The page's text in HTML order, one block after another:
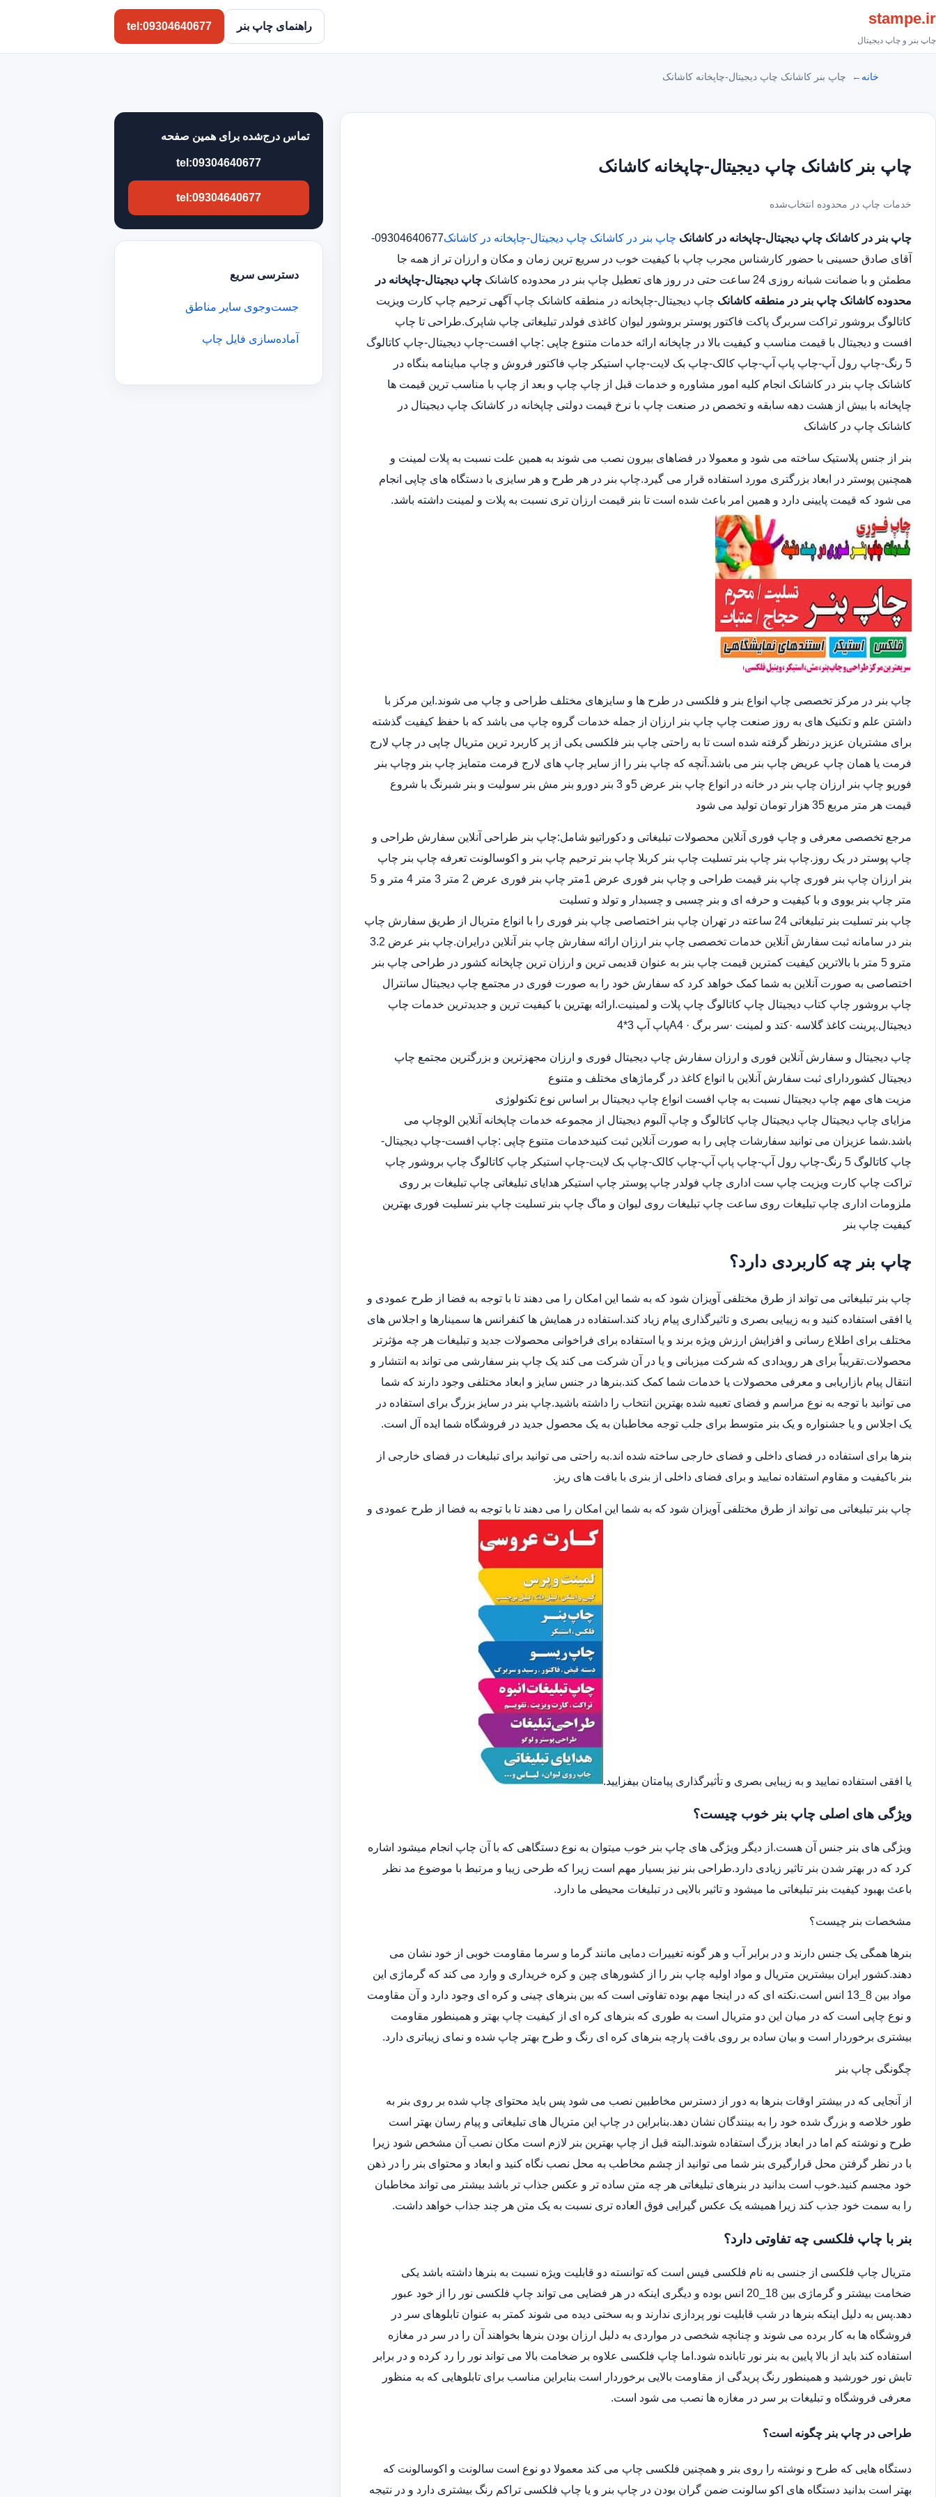
stampe.ir
چاپ بنر و چاپ دیجیتال
راهنمای چاپ بنر tel:09304640677
خانه چاپ بنر کاشانک چاپ دیجیتال-چاپخانه کاشانک
چاپ بنر کاشانک چاپ دیجیتال-چاپخانه کاشانک
خدمات چاپ در محدوده انتخاب‌شده
چاپ بنر در کاشانک چاپ دیجیتال-چاپخانه در کاشانک چاپ بنر در کاشانک چاپ دیجیتال-چاپخانه در کاشانک
09304640677-
آقای صادق حسینی با حضور کارشناس مجرب چاپ با کیفیت خوب در سریع ترین زمان و مکان و ارزان تر از همه جا
مطمئن و با ضمانت شبانه روزی 24 ساعت حتی در روز های تعطیل چاپ بنر در محدوده کاشانک
چاپ دیجیتال-چاپخانه در
محدوده کاشانک چاپ بنر در منطقه کاشانک چاپ دیجیتال-چاپخانه در منطقه کاشانک چاپ آگهی ترحیم چاپ کارت ویزیت
کاتالوگ بروشور تراکت سربرگ پاکت فاکتور پوستر بروشور لیوان کاغذی فولدر تبلیغاتی چاپ شاپرک.طراحی تا چاپ
افست و دیجیتال با قیمت مناسب و کیفیت بالا در چاپخانه ارائه خدمات متنوع چاپی :چاپ افست-چاپ دیجیتال-چاپ کاتالوگ
5 رنگ-چاپ رول آپ-چاپ پاپ آپ-چاپ کالک-چاپ بک لایت-چاپ استیکر چاپ فاکتور فروش و چاپ مباینامه بنگاه در
کاشانک چاپ بنر در کاشانک انجام کلیه امور مشاوره و خدمات قبل از چاپ چاپ و بعد از چاپ با مناسب ترین قیمت ها
چاپخانه با بیش از هشت دهه سابقه و تخصص در صنعت چاپ با نرخ قیمت دولتی چاپخانه در کاشانک چاپ دیجیتال در
کاشانک چاپ در کاشانک
بنر از جنس پلاستیک ساخته می شود و معمولا در فضاهای بیرون نصب می شوند به همین علت نسبت به پلات لمینت و
همچنین پوستر در ابعاد بزرگتری مورد استفاده قرار می گیرد.چاپ بنر در هر طرح و هر سایزی با دستگاه های چاپی انجام
می شود که قیمت پایینی دارد و همین امر باعث شده است تا بنر قیمت ارزان تری نسبت به پلات و لمینت داشته باشد.
چاپ بنر در مرکز تخصصی چاپ انواع بنر و فلکسی در طرح ها و سایزهای مختلف طراحی و چاپ می شوند.این مرکز با
داشتن علم و تکنیک های به روز صنعت چاپ چاپ بنر ارزان از جمله خدمات گروه چاپ می باشد که با حفظ کیفیت گذشته
برای مشتریان عزیز درنظر گرفته شده است تا به راحتی چاپ بنر فلکسی یکی از پر کاربرد ترین متریال چاپی در چاپ لارج
فرمت یا همان چاپ عریض چاپ بنر می باشد.آنچه که چاپ بنر را از سایر چاپ های لارج فرمت متمایز چاپ بنر وچاپ بنر
فوریو چاپ بنر ارزان چاپ بنر در خانه در انواع چاپ بنر عرض 5و 3 بنر دورو بنر مش بنر سولیت و بنر شبرنگ با شروع
قیمت هر متر مربع 35 هزار تومان تولید می شود
مرجع تخصصی معرفی و چاپ فوری آنلاین محصولات تبلیغاتی و دکوراتیو شامل:چاپ بنر طراحی آنلاین سفارش طراحی و
چاپ پوستر در یک روز.چاپ بنر چاپ بنر تسلیت چاپ بنر کربلا چاپ بنر ترحیم چاپ بنر و اکوسالونت تعرفه چاپ بنر چاپ
بنر ارزان چاپ بنر فوری چاپ بنر قیمت طراحی و چاپ بنر فوری عرض 1متر چاپ بنر فوری عرض 2 متر 3 متر 4 متر و 5
متر چاپ بنر یووی و با کیفیت و حرفه ای و بنر چسبی و چسبدار و تولد و تسلیت
چاپ بنر تسلیت بنر تبلیغاتی 24 ساعته در تهران چاپ بنر اختصاصی چاپ بنر فوری را با انواع متریال از طریق سفارش چاپ
بنر در سامانه ثبت سفارش آنلاین خدمات تخصصی چاپ بنر ارزان ارائه سفارش چاپ بنر آنلاین درایران.چاپ بنر عرض 3.2
مترو 5 متر با بالاترین کیفیت کمترین قیمت چاپ بنر به عنوان قدیمی ترین و ارزان ترین چاپخانه کشور در طراحی چاپ بنر
اختصاصی به صورت آنلاین به شما کمک خواهد کرد که سفارش خود را به صورت فوری در مجتمع چاپ دیجیتال سانترال
چاپ بروشور چاپ کتاب دیجیتال چاپ کاتالوگ چاپ پلات و لمینیت.ارائه بهترین با کیفیت ترین و جدیدترین خدمات چاپ
دیجیتال.پرینت کاغذ گلاسه ·‎کتد و لمینت ·‎سر برگ A4 ·‎پاپ آپ 3*4
چاپ دیجیتال و سفارش آنلاین فوری و ارزان سفارش چاپ دیجیتال فوری و ارزان مجهزترین و بزرگترین مجتمع چاپ
دیجیتال کشوردارای ثبت سفارش آنلاین با انواع کاغذ در گرماژهای مختلف و متنوع
مزیت های مهم چاپ دیجیتال نسبت به چاپ افست انواع چاپ دیجیتال بر اساس نوع تکنولوژی
مزایای چاپ دیجیتال چاپ دیجیتال چاپ کاتالوگ و چاپ آلبوم دیجیتال از مجموعه خدمات چاپخانه آنلاین الوچاپ می
باشد.شما عزیزان می توانید سفارشات چاپی را به صورت آنلاین ثبت کنیدخدمات متنوع چاپی :چاپ افست-چاپ دیجیتال-
چاپ کاتالوگ 5 رنگ-چاپ رول آپ-چاپ پاپ آپ-چاپ کالک-چاپ بک لایت-چاپ استیکر چاپ کاتالوگ چاپ بروشور چاپ
تراکت چاپ کارت ویزیت چاپ ست اداری چاپ فولدر چاپ پوستر چاپ استیکر هدایای تبلیغاتی چاپ تبلیغات بر روی
ملزومات اداری چاپ تبلیغات روی ساعت چاپ تبلیغات روی لیوان و ماگ چاپ بنر تسلیت چاپ بنر تسلیت فوری بهترین
کیفیت چاپ بنر
چاپ بنر چه کاربردی دارد؟
چاپ بنر تبلیغاتی می تواند از طرق مختلفی آویزان شود که به شما این امکان را می دهند تا با توجه به فضا از طرح عمودی و
یا افقی استفاده کنید و به زییایی بصری و تاثیرگذاری پیام زیاد کند.استفاده در همایش ها کنفرانس ها سمینارها و اجلاس های
مختلف برای اطلاع رسانی و افزایش ارزش ویژه برند و یا استفاده برای فراخوانی محصولات جدید و تبلیغات هر چه مؤثرتر
محصولات.تقریباً برای هر رویدادی که شرکت میزبانی و یا در آن شرکت می کند یک چاپ بنر سفارشی می تواند به انتشار و
انتقال پیام بازاریابی و معرفی محصولات یا خدمات شما کمک کند.بنرها در جنس سایز و ابعاد مختلفی وجود دارند که شما
می توانید با توجه به نوع مراسم و فضای تعبیه شده بهترین انتخاب را داشته باشید.چاپ بنر در سایز بزرگ برای استفاده در
یک اجلاس و یا جشنواره و یک بنر متوسط برای جلب توجه مخاطبان به یک محصول جدید در فروشگاه شما ایده آل است.
بنرها برای استفاده در فضای داخلی و فضای خارجی ساخته شده اند.به راحتی می توانید برای تبلیغات در فضای خارجی از
بنر باکیفیت و مقاوم استفاده نمایید و برای فضای داخلی از بنری با بافت های ریز.
چاپ بنر تبلیغاتی می تواند از طرق مختلفی آویزان شود که به شما این امکان را می دهند تا با توجه به فضا از طرح عمودی و
یا افقی استفاده نمایید و به زیبایی بصری و تأثیرگذاری پیامتان بیفزایید.
ویژگی های اصلی چاپ بنر خوب چیست؟
ویژگی های بنر جنس آن هست.از دیگر ویژگی های چاپ بنر خوب میتوان به نوع دستگاهی که با آن چاپ انجام میشود اشاره
کرد که در بهتر شدن بنر تاثیر زیادی دارد.طراحی بنر نیز بسیار مهم است زیرا که طرحی زیبا و مرتبط با موضوع مد نظر
باعث بهبود کیفیت بنر تبلیغاتی ما میشود و تاثیر بالایی در تبلیغات محیطی ما دارد.
مشخصات بنر چیست؟
بنرها همگی یک جنس دارند و در برابر آب و هر گونه تغییرات دمایی مانند گرما و سرما مقاومت خوبی از خود نشان می
دهند.کشور ایران بیشترین متریال و مواد اولیه چاپ بنر را از کشورهای چین و کره خریداری و وارد می کند که گرماژی این
مواد بین 8_13 انس است.نکته ای که در اینجا مهم بوده تفاوتی است که بین بنرهای چینی و کره ای وجود دارد و آن مقاومت
و نوع چاپی است که در میان این دو متریال است به طوری که بنرهای کره ای از کیفیت چاپ بهتر و همینطور مقاومت
بیشتری برخوردار است و بیان ساده بر روی بافت پارچه بنرهای کره ای رنگ و طرح بهتر چاپ شده و نمای زیباتری دارد.
چگونگی چاپ بنر
از آنجایی که در بیشتر اوقات بنرها به دور از دسترس مخاطبین نصب می شود پس باید محتوای چاپ شده بر روی بنر به
طور خلاصه و بزرگ شده خود را به بینندگان نشان دهد.بنابراین در چاپ این متریال های تبلیغاتی و پیام رسان بهتر است
طرح و نوشته کم اما در ابعاد بزرگ استفاده شوند.البته قبل از چاپ بهترین بنر لازم است مکان نصب آن مشخص شود زیرا
با در نظر گرفتن محل قرارگیری بنر شما می توانید از چشم مخاطب به محل نصب نگاه کنید و ابعاد و محتوای بنر را در ذهن
خود مجسم کنید.خوب است بدانید در بنرهای تبلیغاتی هر چه متن ساده تر و عکس جذاب تر باشد بیشتر می تواند مخاطبان
را به سمت خود جذب کند زیرا همیشه یک عکس گیرایی فوق العاده تری نسبت به یک متن هر چند جذاب خواهد داشت.
بنر با چاپ فلکسی چه تفاوتی دارد؟
متریال چاپ فلکسی از جنسی به نام فلکسی فیس است که توانسته دو قابلیت ویژه نسبت به بنرها داشته باشد یکی
ضخامت بیشتر و گرماژی بین 18_20 انس بوده و دیگری اینکه در هر فضایی می تواند چاپ فلکسی نور را از خود عبور
دهد.پس به دلیل اینکه بنرها در شب قابلیت نور پردازی ندارند و به سختی دیده می شوند کمتر به عنوان تابلوهای سر در
فروشگاه ها به کار برده می شوند و چنانچه شخصی در مواردی به دلیل ارزان بودن بنرها بخواهند آن را در سر در مغازه
استفاده کند باید از بالا پایین به بنر نور تابانده شود.اما چاپ فلکسی علاوه بر ضخامت بالا می تواند نور را رد کرده و در برابر
تابش نور خورشید و همینطور رنگ پریدگی از مقاومت بالایی برخوردار است بنابراین مناسب برای تابلوهایی که به منظور
معرفی فروشگاه و تبلیغات بر سر در مغازه ها نصب می شود است.
طراحی در چاپ بنر چگونه است؟
دستگاه هایی که طرح و نوشته را روی بنر و همچنین فلکسی چاپ می کند معمولا دو نوع است سالونت و اکوسالونت که
بهتر است بدانید دستگاه های اکو سالونت ضمن گران بودن در چاپ بنر و یا چاپ فلکسی تراکم رنگ بیشتری دارد و در نتیجه
تماس درج‌شده برای همین صفحه
tel:09304640677
tel:09304640677
دسترسی سریع
جست‌وجوی سایر مناطق
آماده‌سازی فایل چاپ